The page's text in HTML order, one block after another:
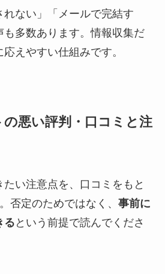
れない」「メールで完結す
も多数あります。情報収集だ
えやすい仕組みです。
悪い評判・口コミと注
い注意点を、口コミをもと
否定のためではなく、 事前に
る という前提で読んでくださ